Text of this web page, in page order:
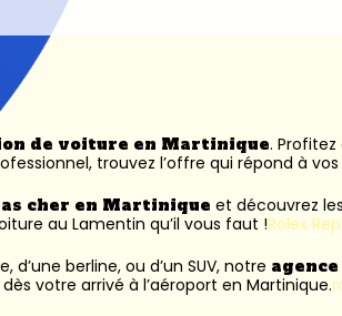
de voiture en Martinique.
trouvez l’offre qui répond à
cher en Martinique et découvrez
au Lamentin qu’il vous faut !Rolex
berline, ou d’un SUV, notre
votre arrivé à l’aéroport en Martinique.